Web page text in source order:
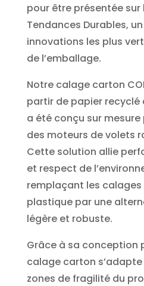
pour être présentée sur
Tendances Durables,
innovations les plus
de l’emballage.
Notre calage carton
partir de papier recyclé
a été conçu sur
des moteurs de volets
Cette solution allie
et respect de
remplaçant les calages
plastique par une
légère et robuste.
Grâce à sa conception
calage carton
zones de fragilité du